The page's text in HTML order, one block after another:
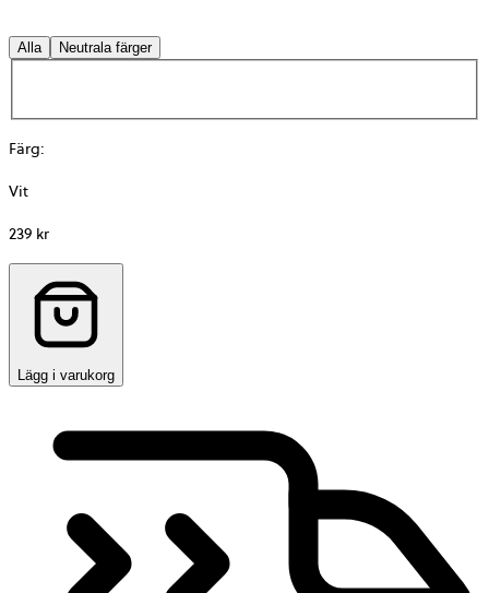
Alla Neutrala färger
Färg:
Vit
239 kr
Lägg i varukorg